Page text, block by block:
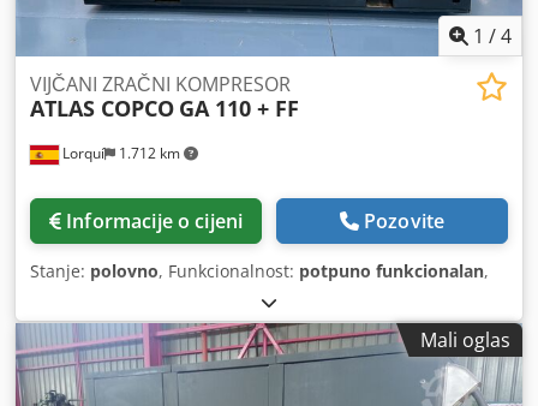
1 /4
Lorquí 1.712 km
VIJČANI ZRAČNI KOMPRESOR
ATLAS COPCO GA 110 + FF
Informacije o cijeni Pozovite
Stanje: polovno, Funkcionalnost: potpuno funkcionalan,
Mali oglas